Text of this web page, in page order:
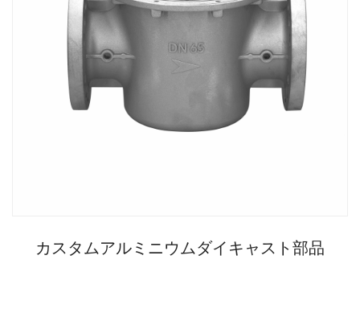
カスタムアルミニウムダイキャスト部品